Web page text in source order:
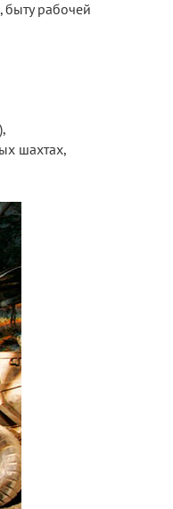
быту рабочей
шахтах,